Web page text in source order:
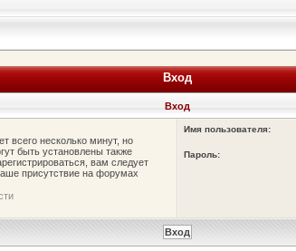
Вход
Вход
всего несколько минут, но
быть установлены также
вам следует
присутствие на форумах
Имя пользователя:
Пароль: